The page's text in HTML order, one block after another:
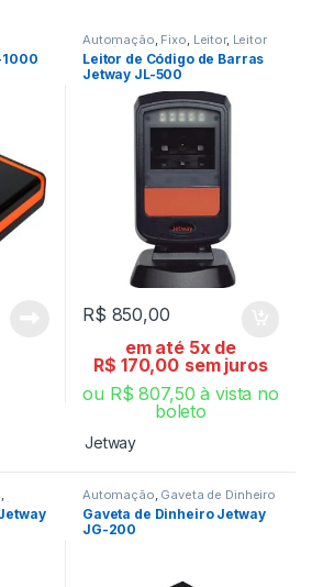
1000
Automação Fixo Leitor, Leitor
de Código de Barra
Leitor de Código de Barras
Jetway JL-500
R$ 850,00
em até 5x de
R$ 170,00 sem juros
ou R$ 807,50 à vista no
boleto
Jetway
Térmica
Automação Gaveta de Dinheiro
Gaveta de Dinheiro Jetway
JG-200